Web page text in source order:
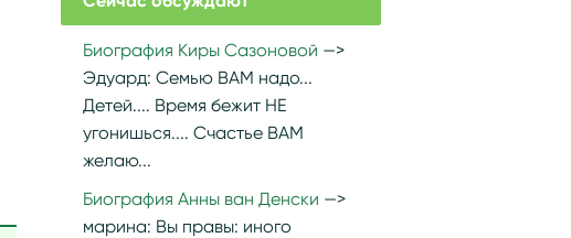
Биография Киры Сазоновой
Эдуард: Семью ВАМ надо...
Детей.... Время бежит НЕ
угонишься.... Счастье ВАМ
желаю...
Биография Анны ван Денски
марина: Вы правы: иного